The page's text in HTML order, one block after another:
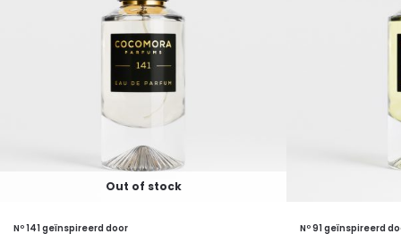
Out of stock
Nº 141 geïnspireerd door Nº 91 geïnspireerd